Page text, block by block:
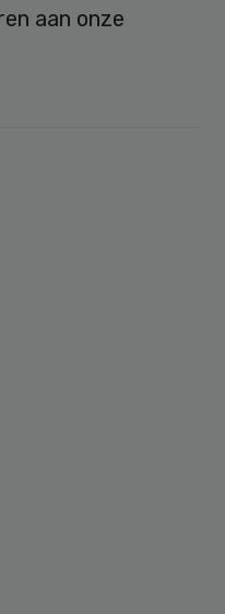
aan onze